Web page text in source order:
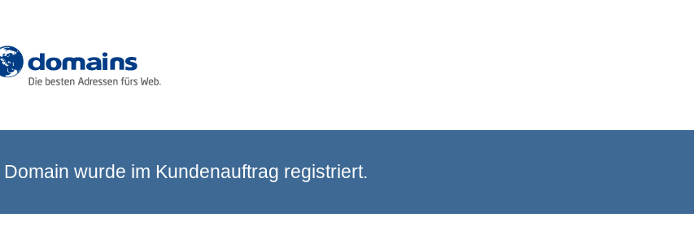
wurde im Kundenauftrag registriert.